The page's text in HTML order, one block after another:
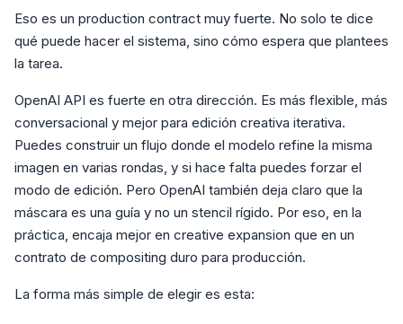
Eso es un production contract muy fuerte. No solo te dice
qué puede hacer el sistema, sino cómo espera que plantees
la tarea.
OpenAI API es fuerte en otra dirección. Es más flexible, más
conversacional y mejor para edición creativa iterativa.
Puedes construir un flujo donde el modelo refine la misma
imagen en varias rondas, y si hace falta puedes forzar el
modo de edición. Pero OpenAI también deja claro que la
máscara es una guía y no un stencil rígido. Por eso, en la
práctica, encaja mejor en creative expansion que en un
contrato de compositing duro para producción.
La forma más simple de elegir es esta: